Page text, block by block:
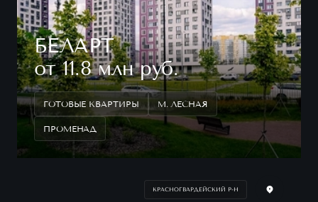
БЕЛАРТ
от 11.8 млн руб.
ГОТОВЫЕ КВАРТИРЫ М. ЛЕСНАЯ
ПРОМЕНАД
КРАСНОГВАРДЕЙСКИЙ Р-Н